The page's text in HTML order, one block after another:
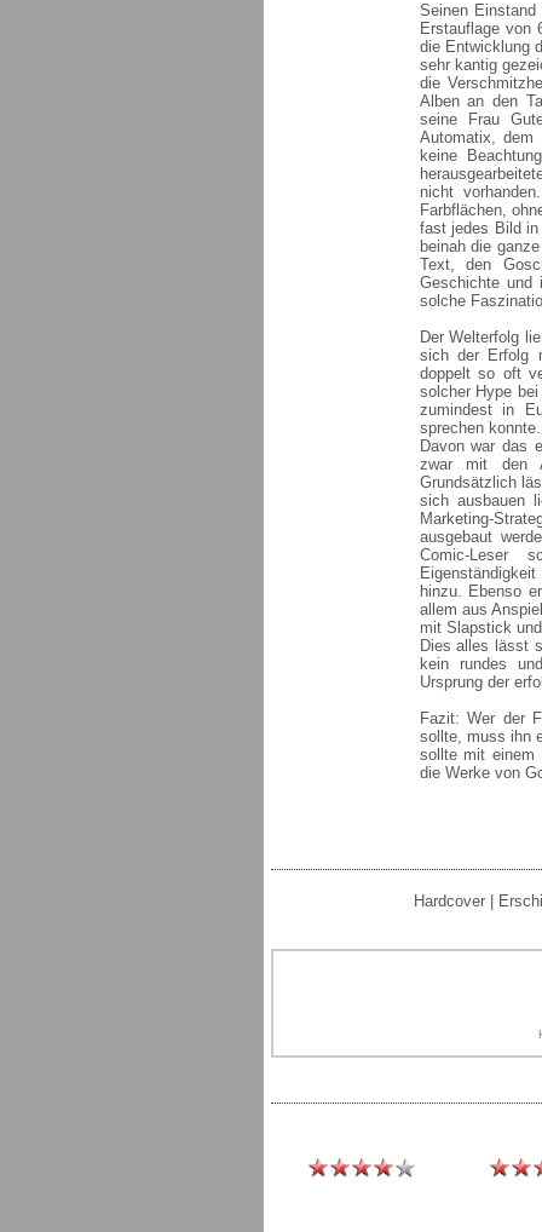
Seinen
Erstauflage von
die Entwicklung
sehr kantig
die
Alben an den
seine Frau
Automatix, dem
keine
nicht
Farbflächen,
fast jedes Bild
beinah die
Text, den
Geschichte und
solche
Der Welterfolg
sich der Erfolg
doppelt so oft
solcher Hype
zumindest in
sprechen konnte.
Davon war das
zwar mit den
Grundsätzlich
sich ausbauen
Marketing-
ausgebaut
Comic-Leser
hinzu. Ebenso
allem aus
mit Slapstick
Dies alles lässt
kein rundes
Ursprung der
Fazit: Wer der
sollte, muss ihn
sollte mit einem
die Werke von
Hardcover |